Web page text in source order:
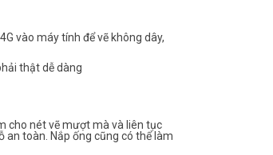
vào máy tính để vẽ không dây,
thật dễ dàng
cho nét vẽ mượt mà và liên tục
an toàn. Nắp ống cũng có thể làm